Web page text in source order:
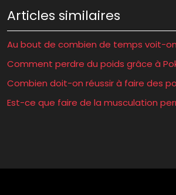
Articles similaires
Au bout de combien de temps voit-
Comment perdre du poids grâce à
Combien doit-on réussir à faire des
Est-ce que faire de la musculation